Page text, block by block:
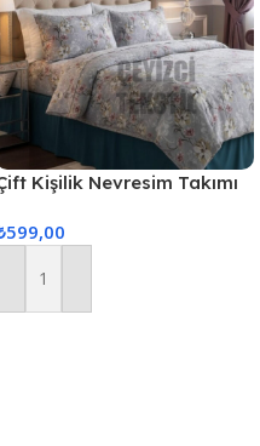
Kişilik Nevresim Takımı
599,00
Sepete Ekle